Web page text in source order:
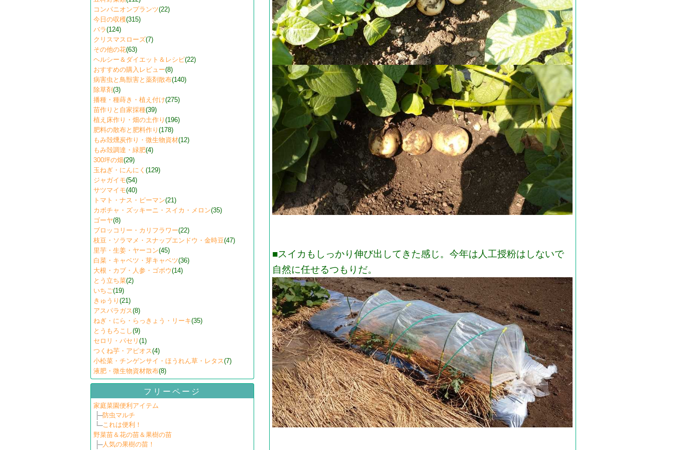
コンパニオンプランツ(22)
今日の収穫(315)
バラ(124)
クリスマスローズ(7)
その他の花(63)
ヘルシー＆ダイエット＆レシピ(22)
おすすめの購入レビュー(8)
病害虫と鳥獣害と薬剤散布(140)
除草剤 (3)
播種・種蒔き・植え付け(275)
苗作りと自家採種(39)
植え床作り・畑の土作り (196)
肥料の散布と肥料作り (178)
もみ殻燻炭作り・微生物資材(12)
もみ殻調達・緑肥(4)
300坪の畑(29)
玉ねぎ・にんにく (129)
ジャガイモ(54)
サツマイモ(40)
トマト・ナス・ピーマン(21)
カボチャ・ズッキーニ・スイカ・メロン(35)
ゴーヤ(8)
ブロッコリー・カリフラワー(22)
枝豆・ソラマメ・スナップエンドウ・金時豆(47)
里芋・生姜・ヤーコン(45)
白菜・キャベツ・芽キャベツ(36)
大根・カブ・人参・ゴボウ(14)
とう立ち菜(2)
いちご(19)
きゅうり (21)
アスパラガス(8)
ねぎ・にら・らっきょう・リーキ(35)
とうもろこし(9)
セロリ・パセリ (1)
つくね芋・アピオス(4)
小松菜・チンゲンサイ・ほうれん草・レタス(7)
液肥・微生物資材散布(8)
フリーページ
家庭菜園便利アイテム
防虫マルチ
これは便利！
野菜苗＆花の苗＆果樹の苗
人気の果樹の苗！
■スイカもしっかり伸び出してきた感じ。今年は人工授粉はしないで
自然に任せるつもりだ。